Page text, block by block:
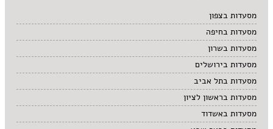
מרקים
מתוקים
סיני
סנדוויץ' בר
פאב
מסעדות בצפון
מסעדות בחיפה
מסעדות בשרון
מסעדות בירושלים
מסעדות בתל אביב
מסעדות בראשון לציון
מסעדות באשדוד